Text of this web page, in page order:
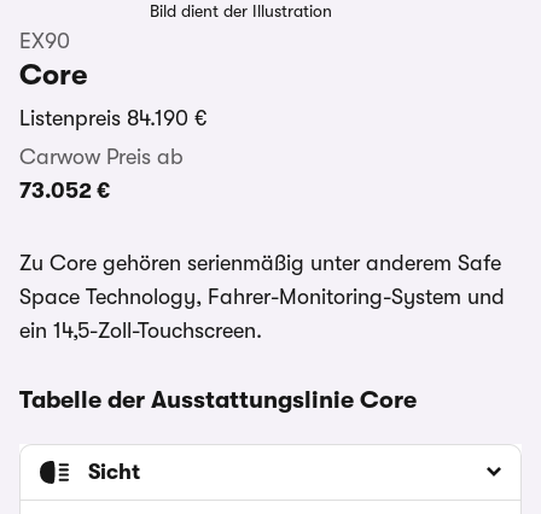
Bild dient der Illustration
EX90
Core
Listenpreis 84.190 €
Carwow Preis ab
73.052 €
Zu Core gehören serienmäßig unter anderem Safe
Space Technology, Fahrer-Monitoring-System und
ein 14,5-Zoll-Touchscreen.
Tabelle der Ausstattungslinie Core
Sicht